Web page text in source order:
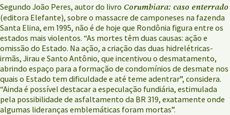
Segundo João Peres, autor do livro Corumbiara: caso enterrado
(editora Elefante), sobre o massacre de camponeses na fazenda
Santa Elina, em 1995, não é de hoje que Rondônia figura entre os
estados mais violentos. “As mortes têm duas causas: ação e
omissão do Estado. Na ação, a criação das duas hidrelétricas-
irmãs, Jirau e Santo Antônio, que incentivou o desmatamento,
abrindo espaço para a formação de condomínios de desmate nos
quais o Estado tem dificuldade e até teme adentrar”, considera.
“Ainda é possível destacar a especulação fundiária, estimulada
pela possibilidade de asfaltamento da BR 319, exatamente onde
algumas lideranças emblemáticas foram mortas”.